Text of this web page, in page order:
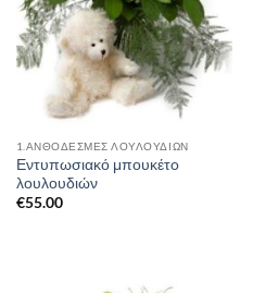
1.ΑΝΘΟΔΕΣΜΕΣ ΛΟΥΛΟΥΔΙΩΝ
Εντυπωσιακό μπουκέτo
λουλουδιών
€55.00